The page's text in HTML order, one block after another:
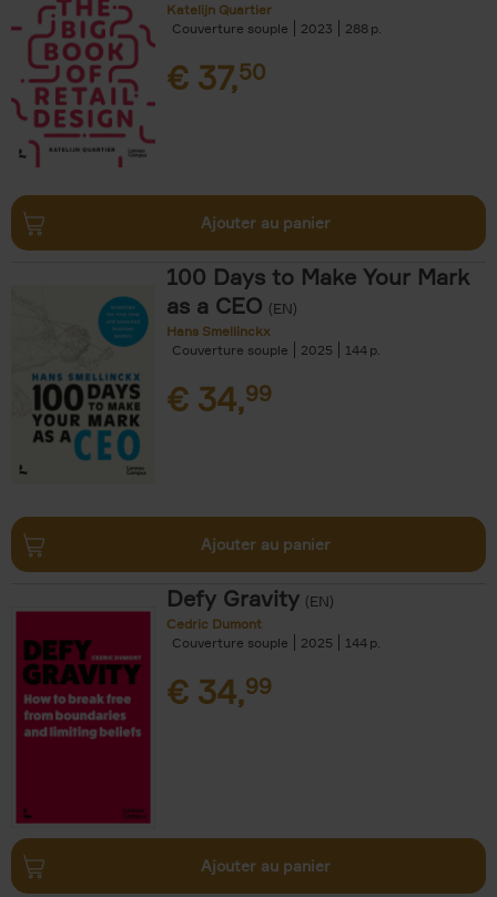
Katelijn Quartier
Couverture souple
2023 288
€ 37,50
Ajouter au panier
100 Days to Make Your Mark
as a CEO (EN)
Hans Smellinckx
Couverture souple
2025 144
€ 34,99
Ajouter au panier
Defy Gravity (EN)
Cedric Dumont
Couverture souple
2025 144
€ 34,99
Ajouter au panier